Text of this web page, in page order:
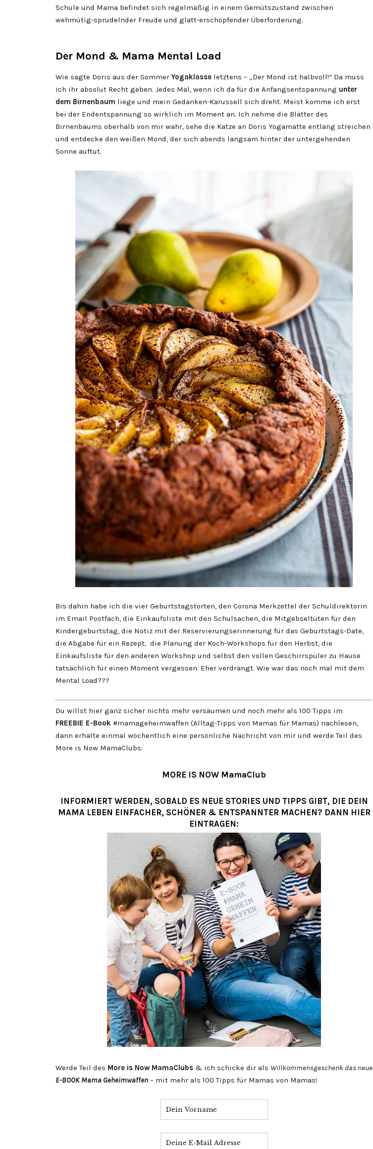
Schule und Mama befindet sich regelmäßig in einem Gemütszustand zwischen
wehmütig-sprudelnder Freude und glatt-erschöpfender Überforderung.
Der Mond & Mama Mental Load
Wie sagte Doris aus der SommerYogaklasse letztens – „Der Mond ist halbvoll!“ Da muss
ich ihr absolut Recht geben. Jedes Mal, wenn ich da für die Anfangsentspannung unter
dem Birnenbaum liege und mein Gedanken-Karussell sich dreht. Meist komme ich erst
bei der Endentspannung so wirklich im Moment an. Ich nehme die Blätter des
Birnenbaums oberhalb von mir wahr, sehe die Katze an Doris Yogamatte entlang streichen
und entdecke den weißen Mond, der sich abends langsam hinter der untergehenden
Sonne auftut.
Bis dahin habe ich die vier Geburtstagstorten, den Corona Merkzettel der Schuldirektorin
im Email Postfach, die Einkaufsliste mit den Schulsachen, die Mitgebseltüten für den
Kindergeburtstag, die Notiz mit der Reservierungserinnerung für das Geburtstags-Date,
die Abgabe für ein Rezept, die Planung der Koch-Workshops für den Herbst, die
Einkaufsliste für den anderen Workshop und selbst den vollen Geschirrspüler zu Hause
tatsächlich für einen Moment vergessen. Eher verdrängt. Wie war das noch mal mit dem
Mental Load???
Du willst hier ganz sicher nichts mehr versäumen und noch mehr als 100 Tipps im
FREEBIE E-Book #mamageheimwaffen (Alltag-Tipps von Mamas für Mamas) nachlesen,
dann erhalte einmal wöchentlich eine persönliche Nachricht von mir und werde Teil des
More is Now MamaClubs:
MORE IS NOW MamaClub
INFORMIERT WERDEN, SOBALD ES NEUE STORIES UND TIPPS GIBT, DIE DEIN
MAMA LEBEN EINFACHER, SCHÖNER & ENTSPANNTER MACHEN? DANN HIER
EINTRAGEN:
Werde Teil des More is Now MamaClubs & ich schicke dir als Willkommensgeschenk das neue
E-BOOK Mama Geheimwaffen – mit mehr als 100 Tipps für Mamas von Mamas!